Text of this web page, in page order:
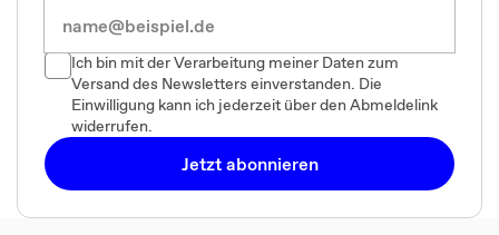
Ich bin mit der Verarbeitung meiner Daten zum
Versand des Newsletters einverstanden. Die
Einwilligung kann ich jederzeit über den Abmeldelink
widerrufen.
Jetzt abonnieren